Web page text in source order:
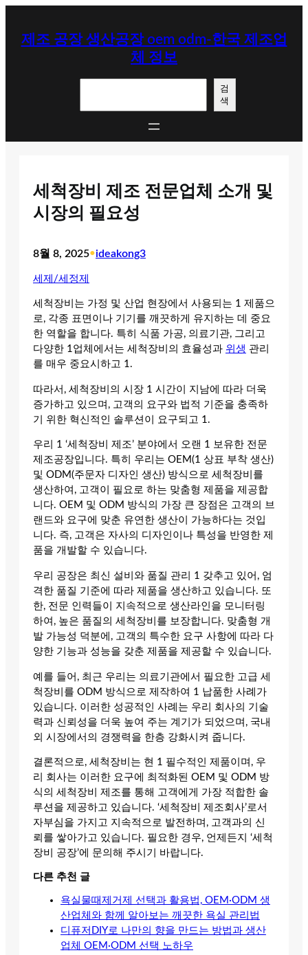
제조 공장 생산공장 oem odm-한국 제조업
체 정보
검
색
세척장비 제조 전문업체 소개 및
시장의 필요성
8월 8, 2025•ideakong3
세제/세정제
세척장비는 가정 및 산업 현장에서 사용되는 1 제품으
로, 각종 표면이나 기기를 깨끗하게 유지하는 데 중요
한 역할을 합니다. 특히 식품 가공, 의료기관, 그리고
다양한 1업체에서는 세척장비의 효율성과 위생 관리
를 매우 중요시하고 1.
따라서, 세척장비의 시장 1 시간이 지남에 따라 더욱
증가하고 있으며, 고객의 요구와 법적 기준을 충족하
기 위한 혁신적인 솔루션이 요구되고 1.
우리 1 ‘세척장비 제조’ 분야에서 오랜 1 보유한 전문
제조공장입니다. 특히 우리는 OEM(1 상표 부착 생산)
및 ODM(주문자 디자인 생산) 방식으로 세척장비를
생산하여, 고객이 필요로 하는 맞춤형 제품을 제공합
니다. OEM 및 ODM 방식의 가장 큰 장점은 고객의 브
랜드와 요구에 맞춘 유연한 생산이 가능하다는 것입
니다. 즉, 고객은 자사의 디자인이나 특성을 반영한 제
품을 개발할 수 있습니다.
우리 공장은 최신 설비와 품질 관리 1 갖추고 있어, 엄
격한 품질 기준에 따라 제품을 생산하고 있습니다. 또
한, 전문 인력들이 지속적으로 생산라인을 모니터링
하여, 높은 품질의 세척장비를 보장합니다. 맞춤형 개
발 가능성 덕분에, 고객의 특수한 요구 사항에 따라 다
양한 기능과 성능을 갖춘 제품을 제공할 수 있습니다.
예를 들어, 최근 우리는 의료기관에서 필요한 고급 세
척장비를 ODM 방식으로 제작하여 1 납품한 사례가
있습니다. 이러한 성공적인 사례는 우리 회사의 기술
력과 신뢰성을 더욱 높여 주는 계기가 되었으며, 국내
외 시장에서의 경쟁력을 한층 강화시켜 줍니다.
결론적으로, 세척장비는 현 1 필수적인 제품이며, 우
리 회사는 이러한 요구에 최적화된 OEM 및 ODM 방
식의 세척장비 제조를 통해 고객에게 가장 적합한 솔
루션을 제공하고 있습니다. ‘세척장비 제조회사’로서
자부심을 가지고 지속적으로 발전하며, 고객과의 신
뢰를 쌓아가고 있습니다. 필요한 경우, 언제든지 ‘세척
장비 공장’에 문의해 주시기 바랍니다.
다른 추천 글
욕실물때제거제 선택과 활용법, OEM·ODM 생
산업체와 함께 알아보는 깨끗한 욕실 관리법
디퓨저DIY로 나만의 향을 만드는 방법과 생산
업체 OEM·ODM 선택 노하우